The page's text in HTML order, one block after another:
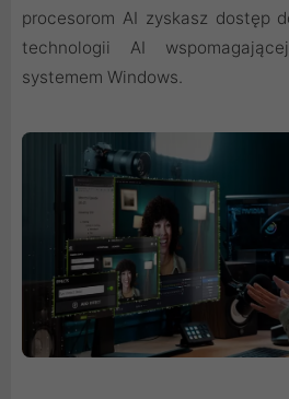
procesorom AI zyskasz dostęp
technologii AI
systemem Windows.